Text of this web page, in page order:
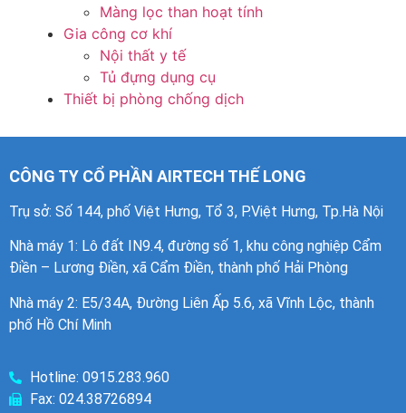
Màng lọc than hoạt tính
Gia công cơ khí
Nội thất y tế
Tủ đựng dụng cụ
Thiết bị phòng chống dịch
CÔNG TY CỔ PHẦN AIRTECH THẾ LONG
Trụ sở: Số 144, phố Việt Hưng, Tổ 3, P.Việt Hưng, Tp.Hà Nội
Nhà máy 1: Lô đất IN9.4, đường số 1, khu công nghiệp Cẩm
Điền – Lương Điền, xã Cẩm Điền, thành phố Hải Phòng
Nhà máy 2: E5/34A, Đường Liên Ấp 5.6, xã Vĩnh Lộc, thành
phố Hồ Chí Minh
Hotline: 0915.283.960
Fax: 024.38726894